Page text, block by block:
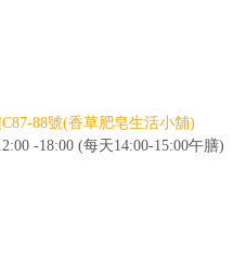
88號(香草肥皂生活小舖)
-18:00 (每天14:00-15:00午膳)